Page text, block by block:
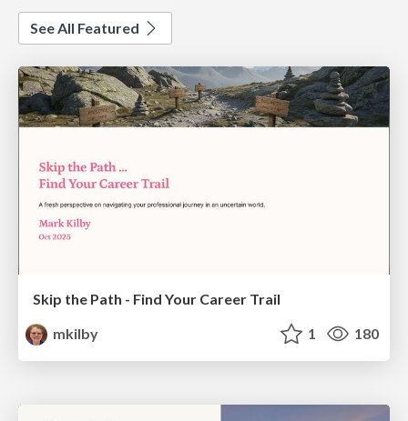
See All Featured
Skip the Path - Find Your Career Trail
mkilby
1 180